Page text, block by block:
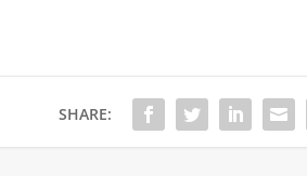
SHARE: